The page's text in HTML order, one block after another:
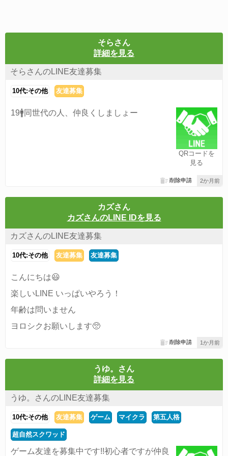
そらさん
詳細を見る
そらさんのLINE友達募集
10代:その他 友達募集
QRコードを
見る
19🚹同世代の人、仲良くしましょー
2か月前
削除申請
カズさん
カズさんのLINE IDを見る
カズさんのLINE友達募集
10代:その他 友達募集 友達募集
こんにちは😃
楽しいLINE いっぱいやろう！
年齢は問いません
ヨロシクお願いします🥺
1か月前
削除申請
うゆ。さん
詳細を見る
うゆ。さんのLINE友達募集
10代:その他 友達募集 ゲーム マイクラ 第五人格
超自然スクワッド
ゲーム友達を募集中です!!初心者ですが仲良